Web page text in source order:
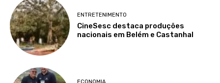
ENTRETENIMENTO
CineSesc destaca produções
nacionais em Belém e Castanhal